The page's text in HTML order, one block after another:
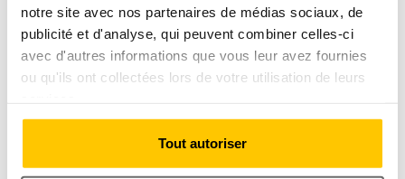
notre site avec nos partenaires de médias sociaux, de
publicité et d'analyse, qui peuvent combiner celles-ci
avec d'autres informations que vous leur avez fournies
ou qu'ils ont collectées lors de votre utilisation de leurs
Tout autoriser